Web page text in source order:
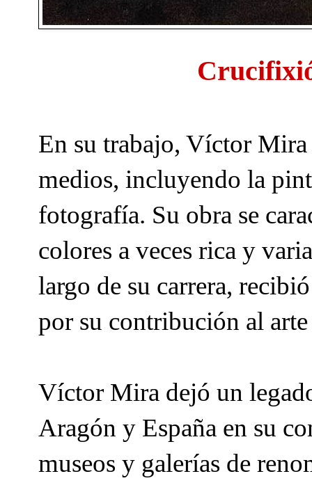
En su trabajo, Víctor
medios, incluyendo la
fotografía. Su obra se
colores a veces rica y
largo de su carrera,
por su contribución al
Víctor Mira dejó un
Aragón y España en su
museos y galerías de